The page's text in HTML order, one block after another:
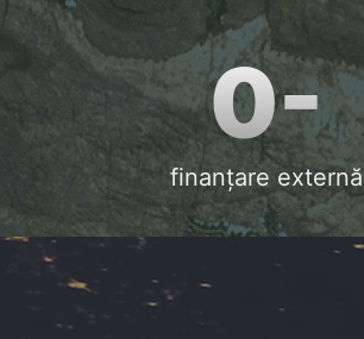
0-
finanțare externă